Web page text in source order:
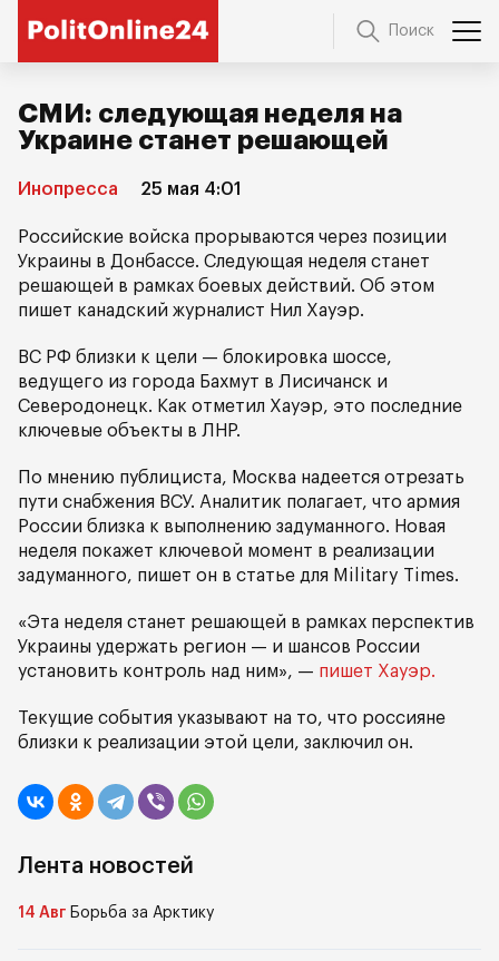
Поиск
СМИ: следующая неделя на
Украине станет решающей
Инопресса 25 мая 4:01
Российские войска прорываются через позиции
Украины в Донбассе. Следующая неделя станет
решающей в рамках боевых действий. Об этом
пишет канадский журналист Нил Хауэр.
ВС РФ близки к цели — блокировка шоссе,
ведущего из города Бахмут в Лисичанск и
Северодонецк. Как отметил Хауэр, это последние
ключевые объекты в ЛНР.
По мнению публициста, Москва надеется отрезать
пути снабжения ВСУ. Аналитик полагает, что армия
России близка к выполнению задуманного. Новая
неделя покажет ключевой момент в реализации
задуманного, пишет он в статье для Military Times.
«Эта неделя станет решающей в рамках перспектив
Украины удержать регион — и шансов России
установить контроль над ним», — пишет Хауэр.
Текущие события указывают на то, что россияне
близки к реализации этой цели, заключил он.
Лента новостей
14 Авг Борьба за Арктику